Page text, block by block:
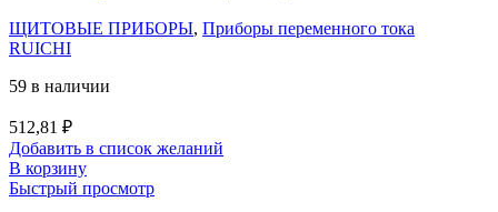
ЩИТОВЫЕ ПРИБОРЫ, Приборы переменного тока
RUICHI
59 в наличии
512,81 ₽
Добавить в список желаний
В корзину
Быстрый просмотр